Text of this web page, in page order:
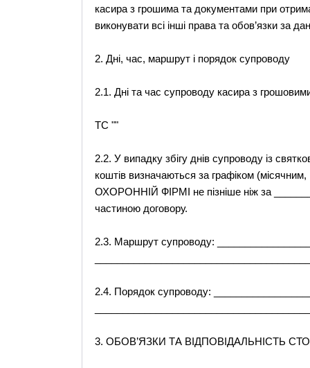
касира з грошима та документами при
виконувати всі інші права та обов’язки за
2. Дні, час, маршрут і порядок супроводу
2.1. Дні та час супроводу касира з
TC ""
2.2. У випадку збігу днів супроводу із
коштів визначаються за графіком
ОХОРОННІЙ ФІРМІ не пізніше ніж за
частиною договору.
2.3. Маршрут супроводу:
2.4. Порядок супроводу:
3. ОБОВ’ЯЗКИ ТА ВІДПОВІДАЛЬНІСТЬ